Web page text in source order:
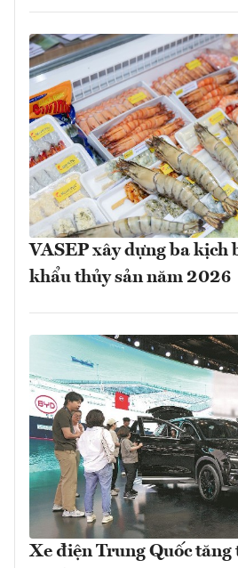
VASEP xây dựng ba kịch
khẩu thủy sản năm 2026
Xe điện Trung Quốc tăng